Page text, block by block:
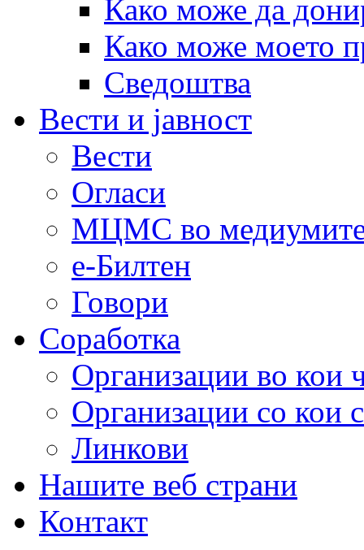
Како може да
Како може моето
Сведоштва
Вести и јавност
Вести
Огласи
МЦМС во
е-Билтен
Говори
Соработка
Организации во кои
Организации со кои
Линкови
Нашите веб страни
Контакт